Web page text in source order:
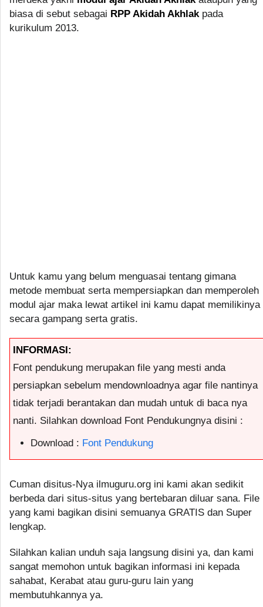
biasa di sebut sebagai RPP Akidah Akhlakpada
kurikulum 2013.
Untuk kamu yang belum menguasai tentang gimana
metode membuat serta mempersiapkan dan memperoleh
modul ajar maka lewat artikel ini kamu dapat memilikinya
secara gampang serta gratis.
INFORMASI:
Font pendukung merupakan file yang mesti anda
persiapkan sebelum mendownloadnya agar file nantinya
tidak terjadi berantakan dan mudah untuk di baca nya
nanti. Silahkan download Font Pendukungnya disini :
Download : Font Pendukung
Cuman disitus-Nya ilmuguru.org ini kami akan sedikit
berbeda dari situs-situs yang bertebaran diluar sana. File
yang kami bagikan disini semuanya GRATIS dan Super
lengkap.
Silahkan kalian unduh saja langsung disini ya, dan kami
sangat memohon untuk bagikan informasi ini kepada
sahabat, Kerabat atau guru-guru lain yang
membutuhkannya ya.